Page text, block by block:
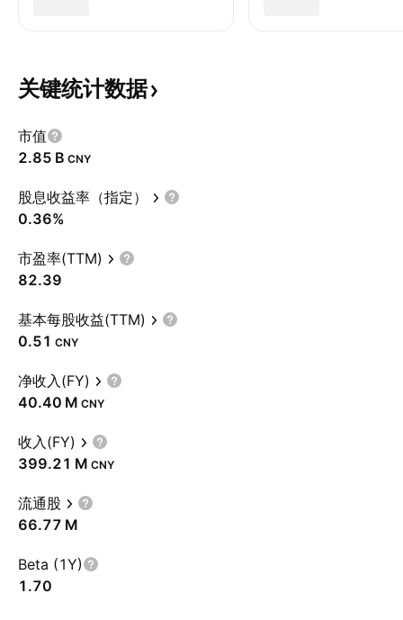
关键统计数据
市值
‪2.85 B‬ CNY
股息收益率（指定）
0.36%
市盈率(TTM)
82.39
基本每股收益(TTM)
0.51 CNY
净收入(FY)
‪40.40 M‬ CNY
收入(FY)
‪399.21 M‬ CNY
流通股
‪66.77 M‬
Beta (1Y)
1.70